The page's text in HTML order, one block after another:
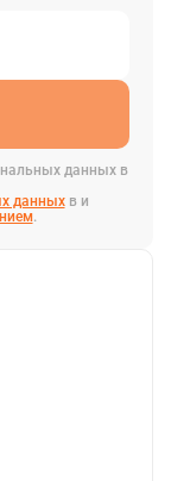
данных в
данныхв и
.